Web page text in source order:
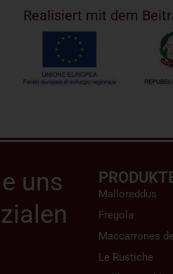
Realisiert mit dem
uns
Malloreddus
Fregola
Maccarrones
Le Rustiche